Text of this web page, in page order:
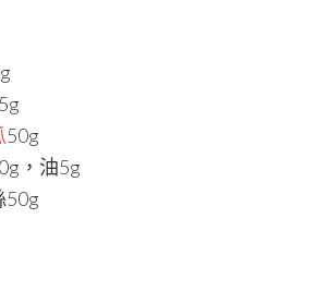
50g
，油5g
50g